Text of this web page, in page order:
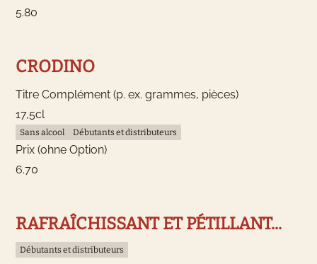
5.80
CRODINO
Titre Complément (p. ex. grammes, pièces)
17,5cl
Sans alcool Débutants et distributeurs
Prix (ohne Option)
6.70
RAFRAÎCHISSANT ET PÉTILLANT...
Débutants et distributeurs